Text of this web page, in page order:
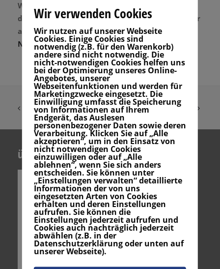
Wärme, sondern ist auch Puffer und Schutz. Je
dicker der Neoprenanzug ist, desto wärmer ist er
auch.Hier findest du heraus, welchen
Neoprenanzug du brauchst.
über uns
Wir verwenden Cookies
Wir nutzen auf unserer Webseite
Cookies. Einige Cookies sind
notwendig (z.B. für den Warenkorb)
andere sind nicht notwendig. Die
nicht-notwendigen Cookies helfen uns
bei der Optimierung unseres Online-
Angebotes, unserer
Webseitenfunktionen und werden für
Marketingzwecke eingesetzt. Die
Einwilligung umfasst die Speicherung
von Informationen auf Ihrem
Endgerät, das Auslesen
personenbezogener Daten sowie deren
Verarbeitung. Klicken Sie auf „Alle
akzeptieren“, um in den Einsatz von
nicht notwendigen Cookies
einzuwilligen oder auf „Alle
ablehnen“, wenn Sie sich anders
entscheiden. Sie können unter
„Einstellungen verwalten“ detaillierte
Informationen der von uns
eingesetzten Arten von Cookies
erhalten und deren Einstellungen
aufrufen. Sie können die
Einstellungen jederzeit aufrufen und
Cookies auch nachträglich jederzeit
abwählen (z.B. in der
Datenschutzerklärung oder unten auf
unserer Webseite).